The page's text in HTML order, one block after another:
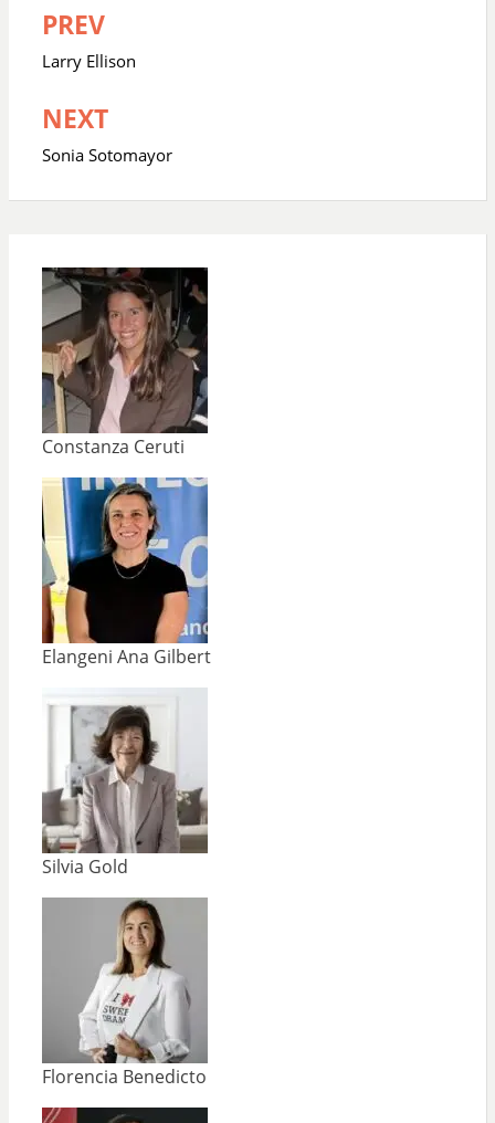
Navegación
de
PREV
Larry Ellison
NEXT
Sonia Sotomayor
Constanza Ceruti
Elangeni Ana Gilbert
Silvia Gold
Florencia Benedicto